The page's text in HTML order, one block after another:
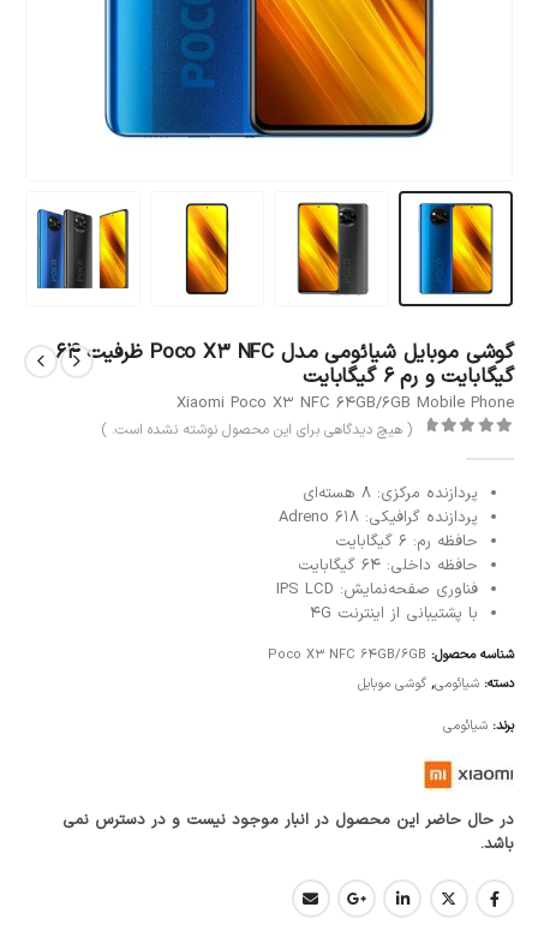
گوشی موبایل شیائومی مدل Poco X3 NFC ظرفیت 64
گیگابایت و رم 6 گیگابایت
Xiaomi Poco X3 NFC 64GB/6GB Mobile Phone
( هیچ دیدگاهی برای این محصول نوشته نشده است. )
پردازنده مرکزی: 8 هسته‌ای
پردازنده گرافیکی: Adreno 618
حافظه رم: 6 گیگابایت
حافظه داخلی: 64 گیگابایت
فناوری صفحه‌نمایش: IPS LCD
با پشتیبانی از اینترنت 4G
شناسه محصول: Poco X3 NFC 64GB/6GB
دسته: شیائومی, گوشی موبایل
برند: شیائومی
در حال حاضر این محصول در انبار موجود نیست و در دسترس نمی
باشد.